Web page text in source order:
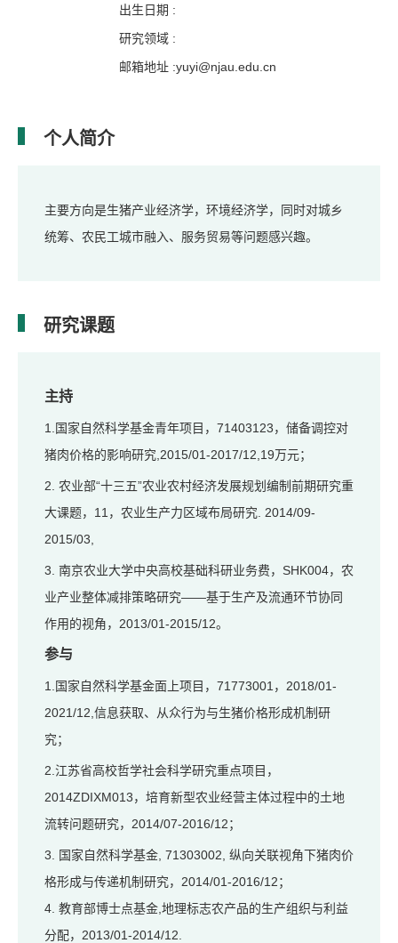
出生日期 :
研究领域 :
邮箱地址 :yuyi@njau.edu.cn
个人简介
主要方向是生猪产业经济学，环境经济学，同时对城乡
统筹、农民工城市融入、服务贸易等问题感兴趣。
研究课题
主持
1.国家自然科学基金青年项目，71403123，储备调控对
猪肉价格的影响研究,2015/01-2017/12,19万元；
2. 农业部“十三五”农业农村经济发展规划编制前期研究重
大课题，11，农业生产力区域布局研究. 2014/09-
2015/03,
3. 南京农业大学中央高校基础科研业务费，SHK004，农
业产业整体减排策略研究——基于生产及流通环节协同
作用的视角，2013/01-2015/12。
参与
1.国家自然科学基金面上项目，71773001，2018/01-
2021/12,信息获取、从众行为与生猪价格形成机制研
究；
2.江苏省高校哲学社会科学研究重点项目，
2014ZDIXM013，培育新型农业经营主体过程中的土地
流转问题研究，2014/07-2016/12；
3. 国家自然科学基金, 71303002, 纵向关联视角下猪肉价
格形成与传递机制研究，2014/01-2016/12；
4. 教育部博士点基金,地理标志农产品的生产组织与利益
分配，2013/01-2014/12.